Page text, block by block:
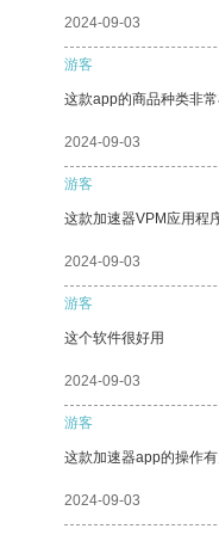
2024-09-03
游客
这款app的商品种类非
2024-09-03
游客
这款加速器VPM应用程
2024-09-03
游客
这个软件很好用
2024-09-03
游客
这款加速器app的操作
2024-09-03